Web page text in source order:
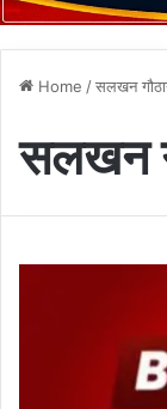
Home /सलखन
सलखन